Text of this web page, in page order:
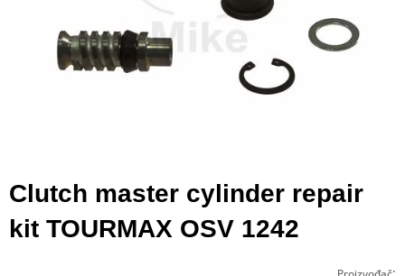
Clutch master cylinder repair
kit TOURMAX OSV 1242